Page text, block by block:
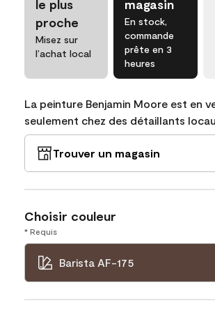
le plus
proche
Misez sur
l’achat local
magasin
En stock,
commande
prête en 3
heures
La peinture Benjamin Moore est en
seulement chez des détaillants
Trouver un magasin
Choisir couleur
* Requis
Barista AF-175